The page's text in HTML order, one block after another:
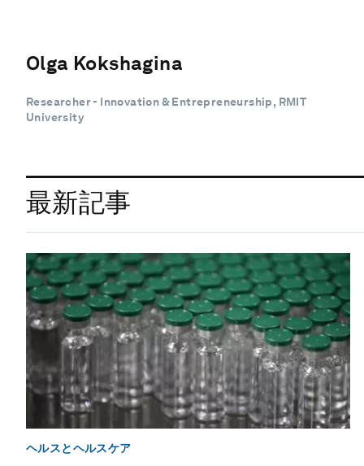
Olga Kokshagina
Researcher - Innovation & Entrepreneurship, RMIT
University
最新記事
ヘルスとヘルスケア